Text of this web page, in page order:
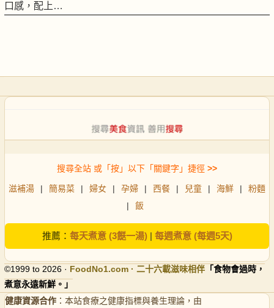
口感，配上…
搜尋全站 或「按」以下「關鍵字」捷徑 >>
滋補湯 | 簡易菜 | 婦女 | 孕婦 | 西餐 | 兒童 | 海鮮 |
粉麵
|
飯
推薦： 每天煮意 (3餸一湯)| 每週煮意 (每週5天)
©1999 to 2026 · FoodNo1.com · 二十六載滋味相伴 「食物會過時，
煮意永遠新鮮。」
健康資源合作 ：本站食療之健康指標與養生理論，由